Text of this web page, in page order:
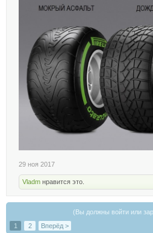
29 ноя 2017
Vladm нравится это.
(Вы должны войти или
1
2 Вперёд >